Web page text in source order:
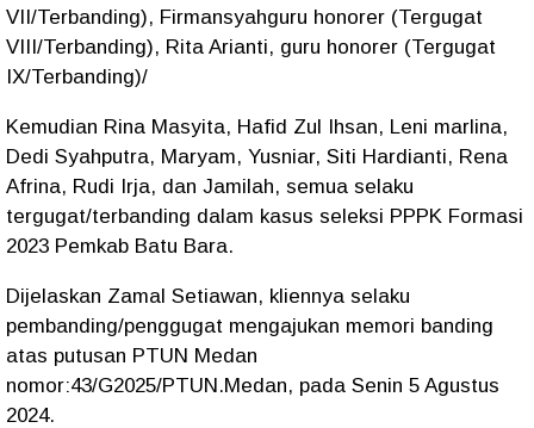
VII/Terbanding), Firmansyahguru honorer (Tergugat
VIII/Terbanding), Rita Arianti, guru honorer (Tergugat
IX/Terbanding)/
Kemudian Rina Masyita, Hafid Zul Ihsan, Leni marlina,
Dedi Syahputra, Maryam, Yusniar, Siti Hardianti, Rena
Afrina, Rudi Irja, dan Jamilah, semua selaku
tergugat/terbanding dalam kasus seleksi PPPK Formasi
2023 Pemkab Batu Bara.
Dijelaskan Zamal Setiawan, kliennya selaku
pembanding/penggugat mengajukan memori banding
atas putusan PTUN Medan
nomor:43/G2025/PTUN.Medan, pada Senin 5 Agustus
2024.